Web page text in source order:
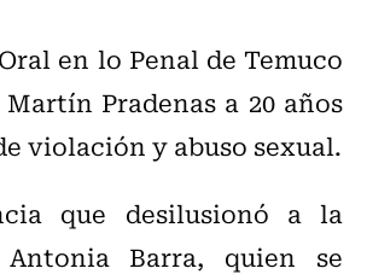
en lo Penal de Temuco
Pradenas a 20 años
violación y abuso sexual.
que desilusionó a la
Barra, quien se